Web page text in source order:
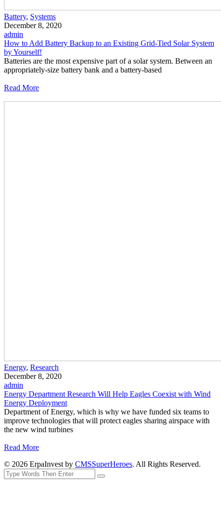
Battery, Systems
December 8, 2020
admin
How to Add Battery Backup to an Existing Grid-Tied Solar System
by Yourself!
Batteries are the most expensive part of a solar system. Between an
appropriately-size battery bank and a battery-based
Read More
Energy, Research
December 8, 2020
admin
Energy Department Research Will Help Eagles Coexist with Wind
Energy Deployment
Department of Energy, which is why we have funded six teams to
improve technologies that will protect eagles sharing airspace with
the new wind turbines
Read More
© 2026 ErpaInvest by CMSSuperHeroes. All Rights Reserved.